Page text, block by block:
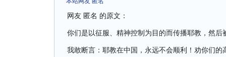
网友 匿名 的原文：
你们是以征服、精神控制为目的而传播耶教，然后
我敢断言：耶教在中国，永远不会顺利！劝你们的